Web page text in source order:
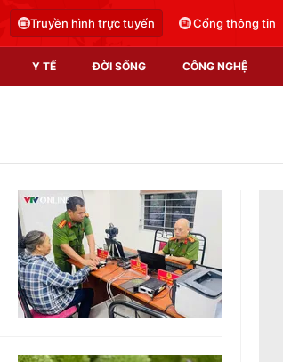
Truyền hình trực tuyến Cổng thông tin
Y TẾ ĐỜI SỐNG CÔNG NGHỆ
Video
Shorts video
Podcast
EMagazine
Photo